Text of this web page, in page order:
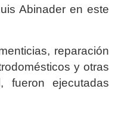
Abinader en este
reparación
y otras
fueron ejecutadas